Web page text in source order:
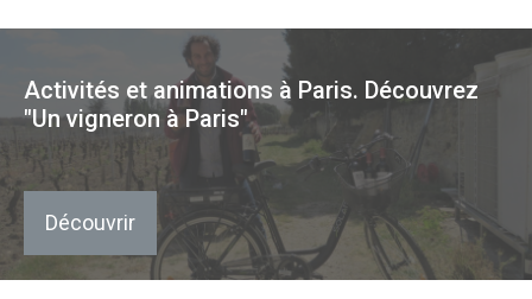
Activités et animations à Paris. Découvrez
"Un vigneron à Paris"
Découvrir